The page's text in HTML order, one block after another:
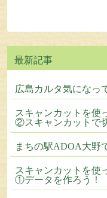
広島カルタ気になっ
スキャンカットを使
②スキャンカットで
まちの駅ADOA大野
スキャンカットを使
①データを作ろう！